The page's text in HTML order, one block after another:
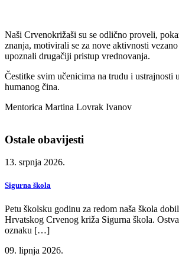
Naši Crvenokrižaši su se odlično proveli,
znanja, motivirali se za nove aktivnosti
upoznali drugačiji pristup vrednovanja.
Čestitke svim učenicima na trudu i ustrajnosti
humanog čina.
Mentorica Martina Lovrak Ivanov
Ostale obavijesti
13. srpnja 2026.
Sigurna škola
Petu školsku godinu za redom naša škola
Hrvatskog Crvenog križa Sigurna škola.
oznaku […]
09. lipnja 2026.